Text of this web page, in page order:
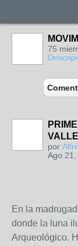
75
por
Ago 21,
En la
donde la luna
Arqueológico.